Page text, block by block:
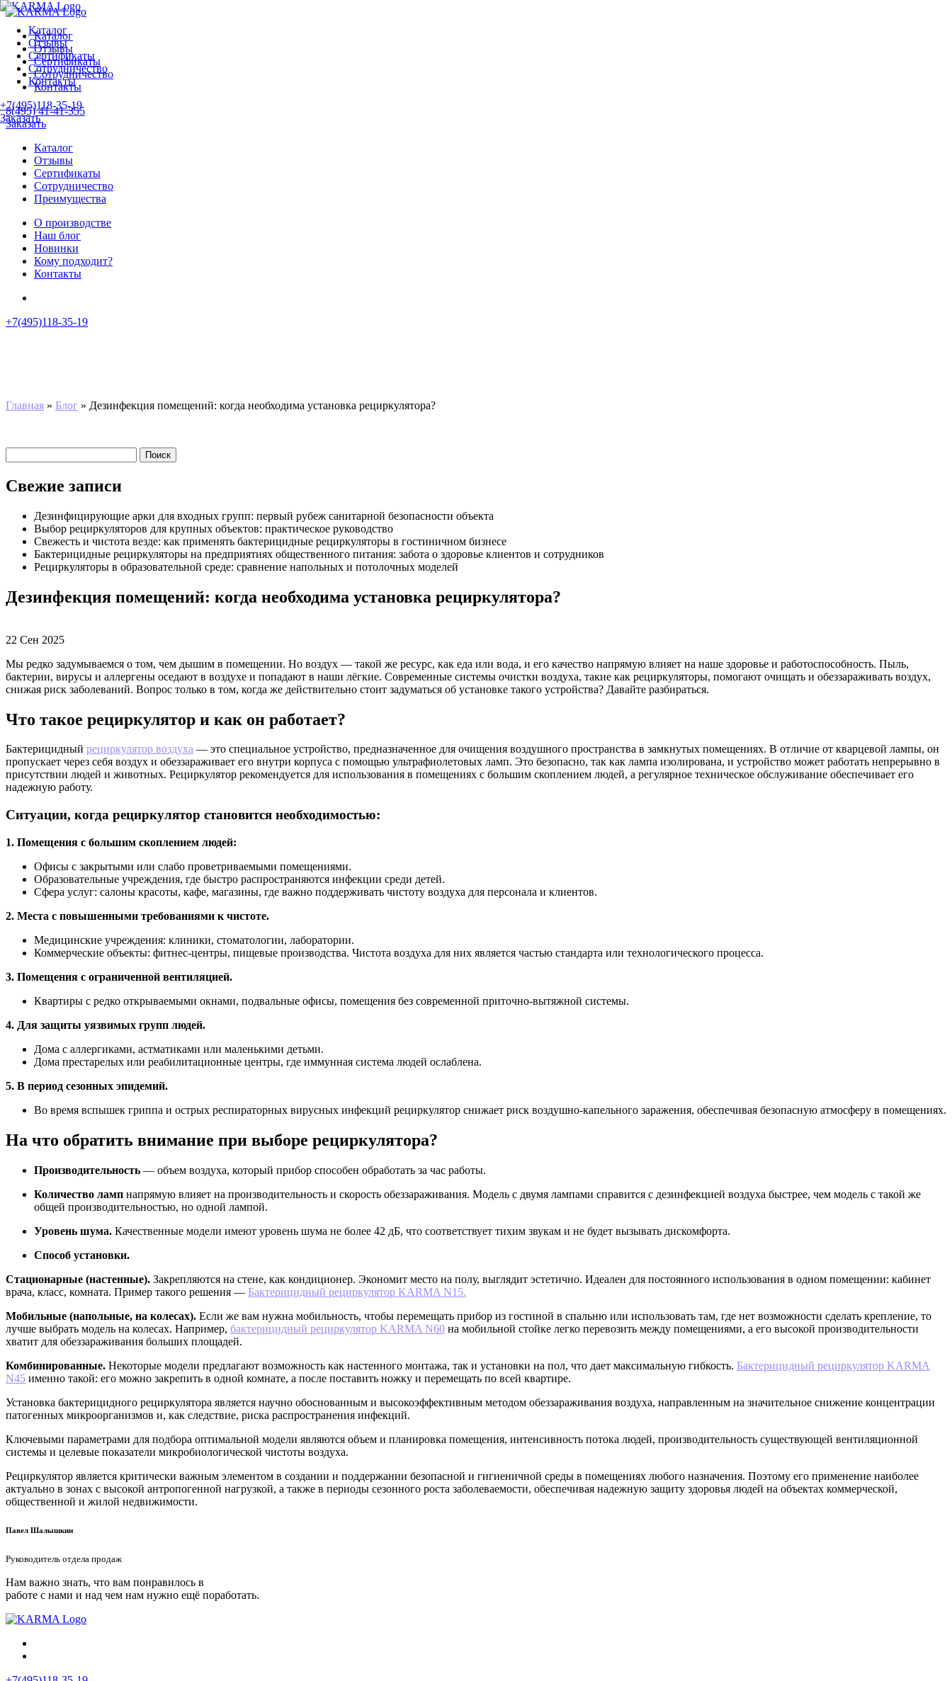
Каталог
Отзывы
Сертификаты
Сотрудничество
Контакты
8(495) 41-41-355
Заказать
Каталог
Отзывы
Сертификаты
Сотрудничество
Преимущества
О производстве
Наш блог
Новинки
Кому подходит?
Контакты
+7(495)118-35-19
Каталог
Отзывы
Сертификаты
Сотрудничество
Контакты
+7(495)118-35-19
Заказать
Главная » Блог » Дезинфекция помещений: когда необходима установка рециркулятора?
Свежие записи
Дезинфицирующие арки для входных групп: первый рубеж санитарной безопасности объекта
Выбор рециркуляторов для крупных объектов: практическое руководство
Свежесть и чистота везде: как применять бактерицидные рециркуляторы в гостиничном бизнесе
Бактерицидные рециркуляторы на предприятиях общественного питания: забота о здоровье клиентов и сотрудников
Рециркуляторы в образовательной среде: сравнение напольных и потолочных моделей
Дезинфекция помещений: когда необходима установка рециркулятора?
22 Сен 2025
Мы редко задумываемся о том, чем дышим в помещении. Но воздух — такой же ресурс, как еда или вода, и его качество напрямую влияет на наше здоровье и работоспособность. Пыль,
бактерии, вирусы и аллергены оседают в воздухе и попадают в наши лёгкие. Современные системы очистки воздуха, такие как рециркуляторы, помогают очищать и обеззараживать воздух,
снижая риск заболеваний. Вопрос только в том, когда же действительно стоит задуматься об установке такого устройства? Давайте разбираться.
Что такое рециркулятор и как он работает?
Бактерицидный рециркулятор воздуха — это специальное устройство, предназначенное для очищения воздушного пространства в замкнутых помещениях. В отличие от кварцевой лампы, он
пропускает через себя воздух и обеззараживает его внутри корпуса с помощью ультрафиолетовых ламп. Это безопасно, так как лампа изолирована, и устройство может работать непрерывно в
присутствии людей и животных. Рециркулятор рекомендуется для использования в помещениях с большим скоплением людей, а регулярное техническое обслуживание обеспечивает его
надежную работу.
Ситуации, когда рециркулятор становится необходимостью:
1. Помещения с большим скоплением людей:
Офисы с закрытыми или слабо проветриваемыми помещениями.
Образовательные учреждения, где быстро распространяются инфекции среди детей.
Сфера услуг: салоны красоты, кафе, магазины, где важно поддерживать чистоту воздуха для персонала и клиентов.
2. Места с повышенными требованиями к чистоте.
Медицинские учреждения: клиники, стоматологии, лаборатории.
Коммерческие объекты: фитнес-центры, пищевые производства. Чистота воздуха для них является частью стандарта или технологического процесса.
3. Помещения с ограниченной вентиляцией.
Квартиры с редко открываемыми окнами, подвальные офисы, помещения без современной приточно-вытяжной системы.
4. Для защиты уязвимых групп людей.
Дома с аллергиками, астматиками или маленькими детьми.
Дома престарелых или реабилитационные центры, где иммунная система людей ослаблена.
5. В период сезонных эпидемий.
Во время вспышек гриппа и острых респираторных вирусных инфекций рециркулятор снижает риск воздушно-капельного заражения, обеспечивая безопасную атмосферу в помещениях.
На что обратить внимание при выборе рециркулятора?
Производительность — объем воздуха, который прибор способен обработать за час работы.
Количество ламп напрямую влияет на производительность и скорость обеззараживания. Модель с двумя лампами справится с дезинфекцией воздуха быстрее, чем модель с такой же
общей производительностью, но одной лампой.
Уровень шума. Качественные модели имеют уровень шума не более 42 дБ, что соответствует тихим звукам и не будет вызывать дискомфорта.
Способ установки.
Стационарные (настенные). Закрепляются на стене, как кондиционер. Экономит место на полу, выглядит эстетично. Идеален для постоянного использования в одном помещении: кабинет
врача, класс, комната. Пример такого решения — Бактерицидный рециркулятор KARMA N15.
Мобильные (напольные, на колесах). Если же вам нужна мобильность, чтобы перемещать прибор из гостиной в спальню или использовать там, где нет возможности сделать крепление, то
лучше выбрать модель на колесах. Например, бактерицидный рециркулятор KARMA N60 на мобильной стойке легко перевозить между помещениями, а его высокой производительности
хватит для обеззараживания больших площадей.
Комбинированные. Некоторые модели предлагают возможность как настенного монтажа, так и установки на пол, что дает максимальную гибкость. Бактерицидный рециркулятор KARMA
N45 именно такой: его можно закрепить в одной комнате, а после поставить ножку и перемещать по всей квартире.
Установка бактерицидного рециркулятора является научно обоснованным и высокоэффективным методом обеззараживания воздуха, направленным на значительное снижение концентрации
патогенных микроорганизмов и, как следствие, риска распространения инфекций.
Ключевыми параметрами для подбора оптимальной модели являются объем и планировка помещения, интенсивность потока людей, производительность существующей вентиляционной
системы и целевые показатели микробиологической чистоты воздуха.
Рециркулятор является критически важным элементом в создании и поддержании безопасной и гигиеничной среды в помещениях любого назначения. Поэтому его применение наиболее
актуально в зонах с высокой антропогенной нагрузкой, а также в периоды сезонного роста заболеваемости, обеспечивая надежную защиту здоровья людей на объектах коммерческой,
общественной и жилой недвижимости.
Павел Шалышкин
Руководитель отдела продаж
Нам важно знать, что вам понравилось в
работе с нами и над чем нам нужно ещё поработать.